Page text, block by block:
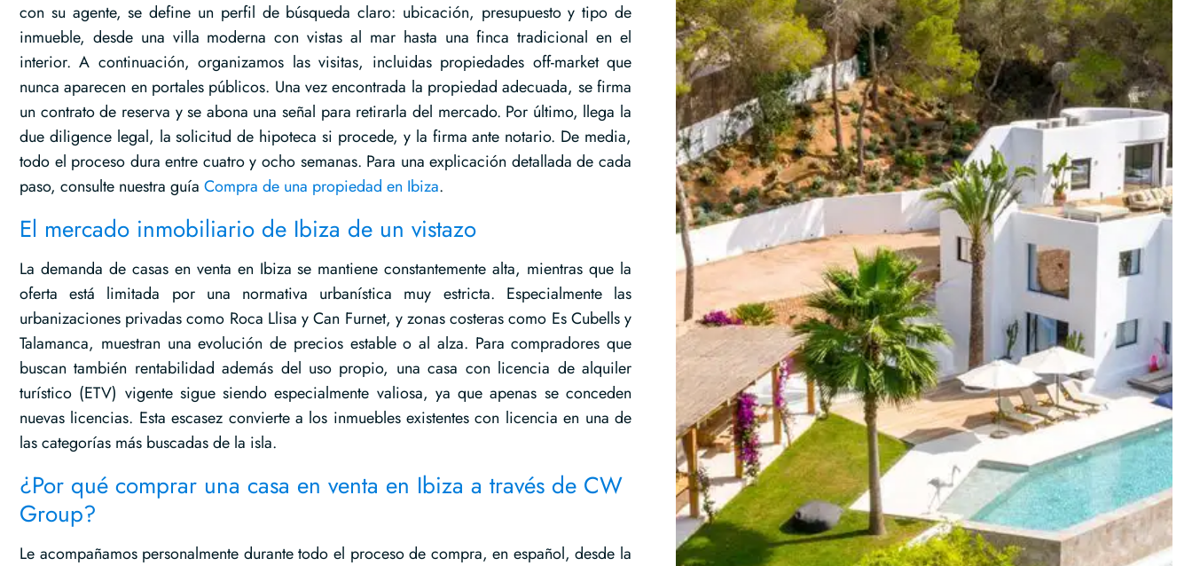
con su agente, se define un perfil de búsqueda claro: ubicación, presupuesto y tipo de
inmueble, desde una villa moderna con vistas al mar hasta una finca tradicional en el
interior. A continuación, organizamos las visitas, incluidas propiedades off-market que
nunca aparecen en portales públicos. Una vez encontrada la propiedad adecuada, se firma
un contrato de reserva y se abona una señal para retirarla del mercado. Por último, llega la
due diligence legal, la solicitud de hipoteca si procede, y la firma ante notario. De media,
todo el proceso dura entre cuatro y ocho semanas. Para una explicación detallada de cada
paso, consulte nuestra guía Compra de una propiedad en Ibiza.
El mercado inmobiliario de Ibiza de un vistazo
La demanda de casas en venta en Ibiza se mantiene constantemente alta, mientras que la
oferta está limitada por una normativa urbanística muy estricta. Especialmente las
urbanizaciones privadas como Roca Llisa y Can Furnet, y zonas costeras como Es Cubells y
Talamanca, muestran una evolución de precios estable o al alza. Para compradores que
buscan también rentabilidad además del uso propio, una casa con licencia de alquiler
turístico (ETV) vigente sigue siendo especialmente valiosa, ya que apenas se conceden
nuevas licencias. Esta escasez convierte a los inmuebles existentes con licencia en una de
las categorías más buscadas de la isla.
¿Por qué comprar una casa en venta en Ibiza a través de CW
Group?
Le acompañamos personalmente durante todo el proceso de compra, en español, desde la